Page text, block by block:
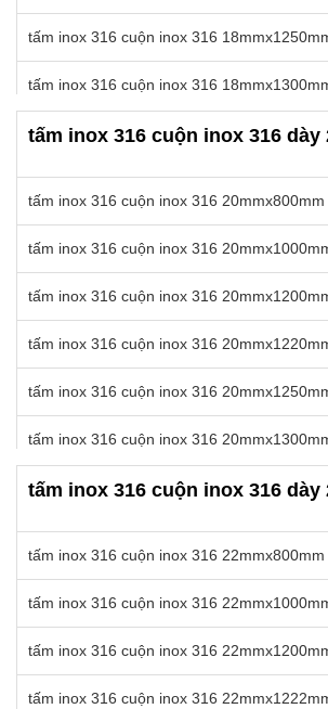
tấm inox 316 cuộn inox 316
tấm inox 316 cuộn inox 316
tấm inox 316 cuộn inox 316
tấm inox 316 cuộn inox 316
tấm inox 316 cuộn inox 316
tấm inox 316 cuộn inox 316
tấm inox 316 cuộn inox 316
tấm inox 316 cuộn inox 316
tấm inox 316 cuộn inox 316
tấm inox 316 cuộn inox 316 dày
tấm inox 316 cuộn inox 316 20mmx800mm
tấm inox 316 cuộn inox 316
tấm inox 316 cuộn inox 316
tấm inox 316 cuộn inox 316
tấm inox 316 cuộn inox 316
tấm inox 316 cuộn inox 316
tấm inox 316 cuộn inox 316
tấm inox 316 cuộn inox 316
tấm inox 316 cuộn inox 316
tấm inox 316 cuộn inox 316
tấm inox 316 cuộn inox 316
tấm inox 316 cuộn inox 316 dày
tấm inox 316 cuộn inox 316 22mmx800mm
tấm inox 316 cuộn inox 316
tấm inox 316 cuộn inox 316
tấm inox 316 cuộn inox 316